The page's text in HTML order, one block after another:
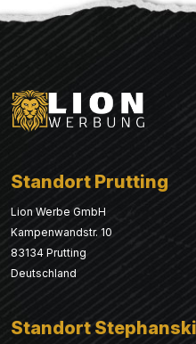
Standort Prutting
Lion Werbe GmbH
Kampenwandstr. 10
83134 Prutting
Deutschland
Standort